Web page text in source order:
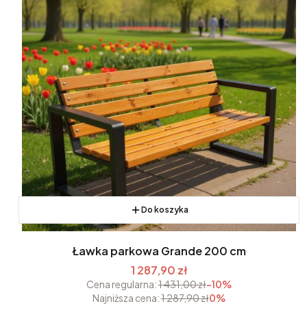
Do koszyka
Ławka parkowa Grande 200 cm
1 287,90 zł
Cena regularna:1 431,00 zł-10%
Najniższa cena:1 287,90 zł0%